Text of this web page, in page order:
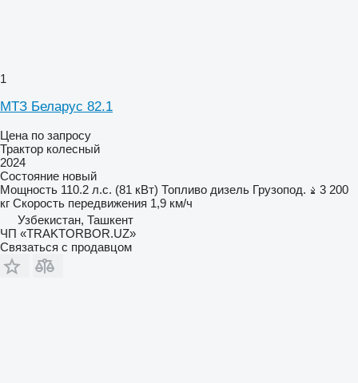
1
МТЗ Беларус 82.1
Цена по запросу
Трактор колесный
2024
Состояние новый
Мощность 110.2 л.с. (81 кВт) Топливо дизель Грузопод.
3 200
кг Скорость передвижения 1,9 км/ч
Узбекистан, Ташкент
ЧП «TRAKTORBOR.UZ»
Связаться с продавцом